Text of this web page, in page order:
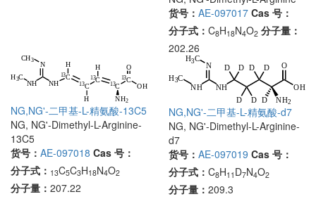
货号： AE-097017 Cas 号：
分子式： C8H18N4O2 分子量：
202.26
NG,NG'-二甲基-L-精氨酸-13C5
NG, NG'-Dimethyl-L-Arginine-
13C5
货号： AE-097018 Cas 号：
分子式： 13C5C3H18N4O2
分子量： 207.22
NG,NG'-二甲基-L-精氨酸-d7
NG, NG'-Dimethyl-L-Arginine-
d7
货号： AE-097019 Cas 号：
分子式： C8H11 D7N4O2
分子量： 209.3